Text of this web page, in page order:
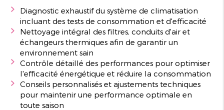
Diagnostic exhaustif du système de climatisation
incluant des tests de consommation et d'efficacité
Nettoyage intégral des filtres, conduits d'air et
échangeurs thermiques afin de garantir un
environnement sain
Contrôle détaillé des performances pour optimiser
l'efficacité énergétique et réduire la consommation
Conseils personnalisés et ajustements techniques
pour maintenir une performance optimale en
toute saison